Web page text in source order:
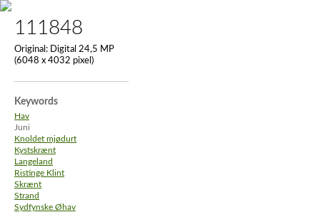
111848
Original: Digital 24,5 MP
(6048 x 4032 pixel)
Keywords
Hav
Juni
Knoldet mjødurt
Kystskrænt
Langeland
Ristinge Klint
Skrænt
Strand
Sydfynske Øhav